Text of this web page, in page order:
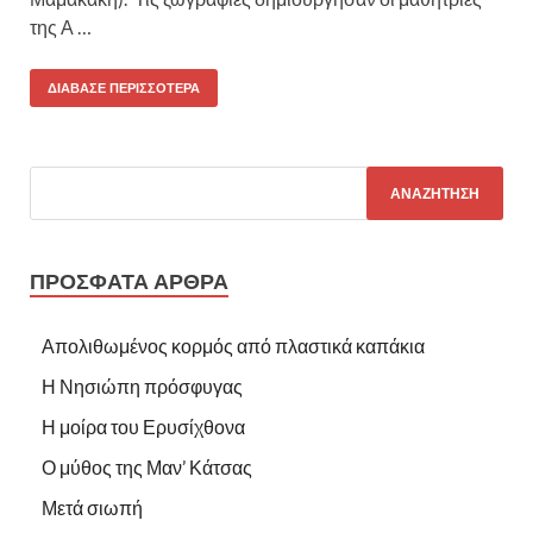
της Α …
ΔΙΆΒΑΣΕ ΠΕΡΙΣΣΌΤΕΡΑ
ΠΡΌΣΦΑΤΑ ΆΡΘΡΑ
Απολιθωμένος κορμός από πλαστικά καπάκια
Η Νησιώπη πρόσφυγας
Η μοίρα του Ερυσίχθονα
Ο μύθος της Μαν’ Κάτσας
Μετά σιωπή